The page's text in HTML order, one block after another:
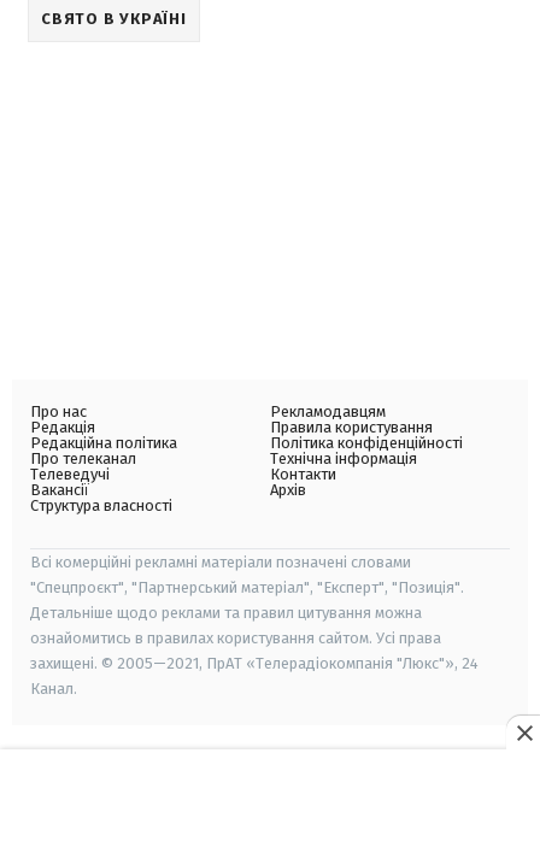
СВЯТО В УКРАЇНІ
Про нас
Редакція
Редакційна політика
Про телеканал
Телеведучі
Вакансії
Структура власності
Рекламодавцям
Правила користування
Політика конфіденційності
Технічна інформація
Контакти
Архів
Всі комерційні рекламні матеріали позначені словами
"Спецпроєкт", "Партнерський матеріал", "Експерт", "Позиція".
Детальніше щодо реклами та правил цитування можна
ознайомитись в правилах користування сайтом. Усі права
захищені. © 2005—2021, ПрАТ «Телерадіокомпанія "Люкс"», 24
Канал.